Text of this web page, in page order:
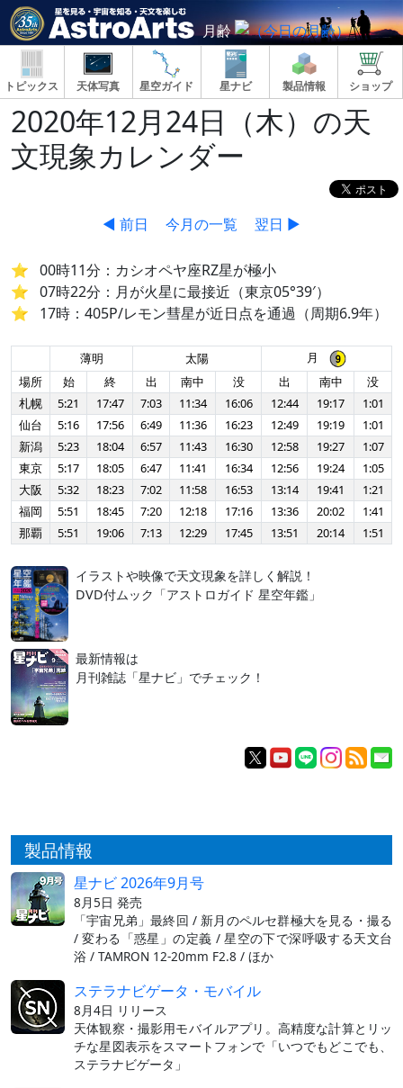
月齢
トピックス 天体写真 星空ガイド 星ナビ 製品情報 ショップ
2020年12月24日（木）の天
文現象カレンダー
◀ 前日 今月の一覧 翌日 ▶
00時11分：カシオペヤ座RZ星が極小
07時22分：月が火星に最接近（東京05°39′）
17時：405P/レモン彗星が近日点を通過（周期6.9年）
薄明 太陽
月
場所
始 終 出 南中 没 出 南中
没
札幌
5:21 17:47 7:03 11:34 16:06 12:44 19:17
1:01
仙台
5:16 17:56 6:49 11:36 16:23 12:49 19:19
1:01
新潟
5:23 18:04 6:57 11:43 16:30 12:58 19:27
1:07
東京
5:17 18:05 6:47 11:41 16:34 12:56 19:24
1:05
大阪
5:32 18:23 7:02 11:58 16:53 13:14 19:41
1:21
福岡
5:51 18:45 7:20 12:18 17:16 13:36 20:02
1:41
那覇
5:51 19:06 7:13 12:29 17:45 13:51 20:14 1:51
イラストや映像で天文現象を詳しく解説！
DVD付ムック「アストロガイド 星空年鑑」
最新情報は
月刊雑誌「星ナビ」でチェック！
製品情報
星ナビ 2026年9月号
8月5日 発売
「宇宙兄弟」最終回 / 新月のペルセ群極大を見る・撮る
/ 変わる「惑星」の定義 / 星空の下で深呼吸する天文台
浴 / TAMRON 12-20mm F2.8 / ほか
ステラナビゲータ・モバイル
8月4日 リリース
天体観察・撮影用モバイルアプリ。高精度な計算とリッ
チな星図表示をスマートフォンで「いつでもどこでも、
ステラナビゲータ」